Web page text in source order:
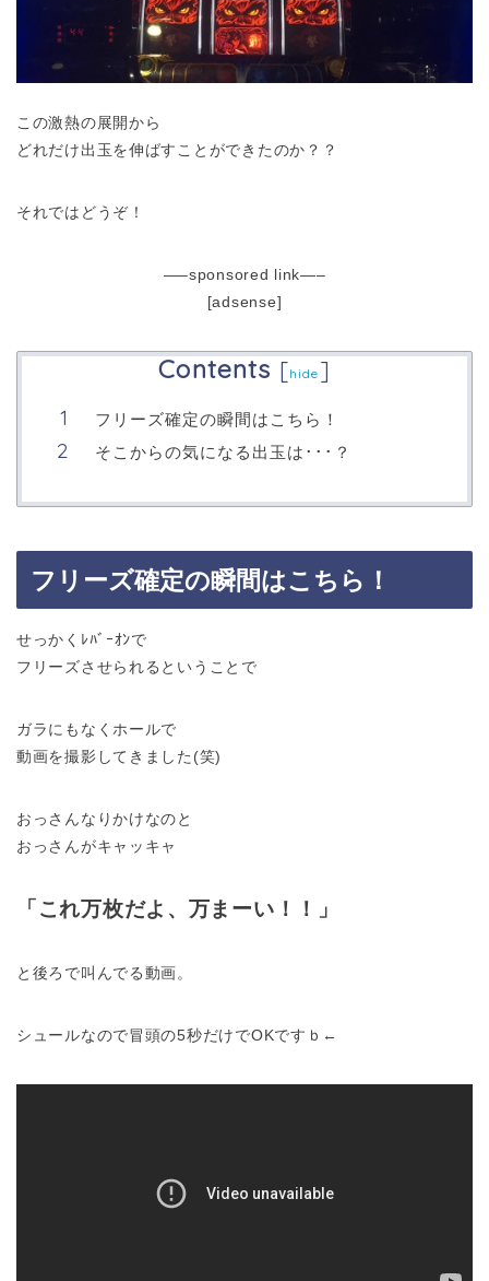
この激熱の展開から
どれだけ出玉を伸ばすことができたのか？？
それではどうぞ！
—–sponsored link—–
[adsense]
Contents [hide ]
フリーズ確定の瞬間はこちら！
そこからの気になる出玉は･･･？
フリーズ確定の瞬間はこちら！
せっかくﾚﾊﾞｰｵﾝで
フリーズさせられるということで
ガラにもなくホールで
動画を撮影してきました(笑)
おっさんなりかけなのと
おっさんがキャッキャ
「これ万枚だよ、万まーい！！」
と後ろで叫んでる動画。
シュールなので冒頭の5秒だけでOKですｂ←